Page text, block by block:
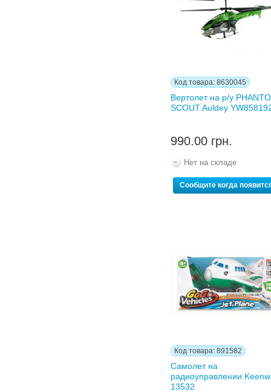
Код товара: 8630045
Вертолет на р/у
SCOUT Auldey
990.00 грн.
Нет на складе
Сообщите когда
Код товара: 891582
Самолет на
радиоуправлении
13532